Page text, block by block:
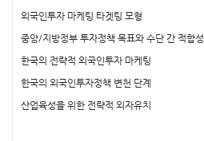
외국인투자 마케팅 타겟팅 모형
중앙/지방정부 투자정책 목표와 수단 간 적합성
한국의 전략적 외국인투자 마케팅
한국의 외국인투자정책 변천 단계
산업육성을 위한 전략적 외자유치